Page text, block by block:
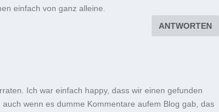
einfach von ganz alleine.
ANTWORTEN
Ich war einfach happy, dass wir einen gefunden
wenn es dumme Kommentare aufem Blog gab, das